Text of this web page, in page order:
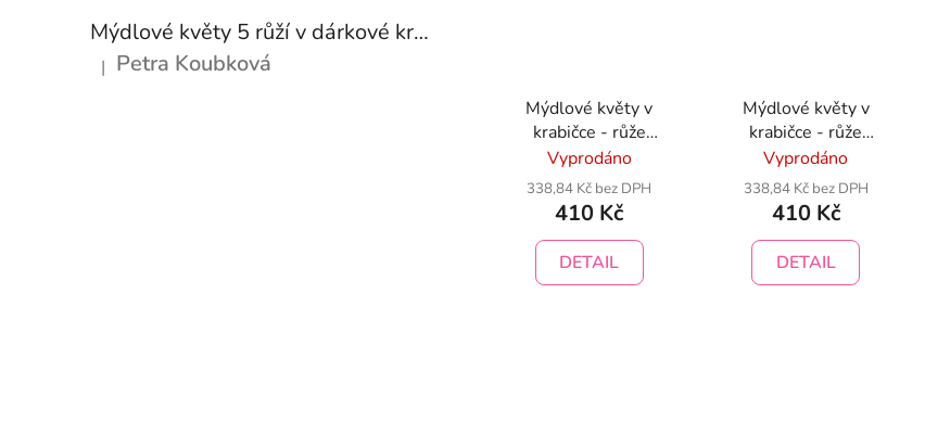
Mýdlové květy 5 růží v dárkové krabičce - 13 barevných variant
Hodnocení produktu je 5 z 5 hvězdiček.
| Petra Koubková
Mýdlové květy v
krabičce - růže
kombinace oranžová
Vyprodáno
338,84 Kč bez DPH
410 Kč
DETAIL
Mýdlové květy v
krabičce - růže
kombinace růžovo-
červená
Vyprodáno
338,84 Kč bez DPH
410 Kč
DETAIL